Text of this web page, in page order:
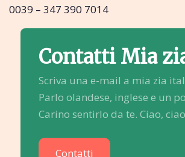
0039 – 347 390 7014
Contatti Mia
Scriva una e-mail a mia zia
Parlo olandese, inglese e un
Carino sentirlo da te. Ciao,
Contatti